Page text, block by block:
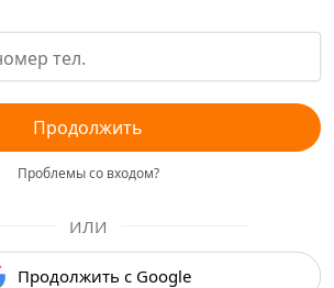
Продолжить
Проблемы со входом?
ИЛИ
Продолжить с Google